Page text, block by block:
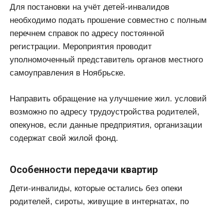
Для постановки на учёт детей-инвалидов
необходимо подать прошение совместно с полным
перечнем справок по адресу постоянной
регистрации. Мероприятия проводит
уполномоченный представитель органов местного
самоуправления в Ноябрьске.
Направить обращение на улучшение жил. условий
возможно по адресу трудоустройства родителей,
опекунов, если данные предприятия, организации
содержат свой жилой фонд.
Особенности передачи квартир
Дети-инвалиды, которые остались без опеки
родителей, сироты, живущие в интернатах, по